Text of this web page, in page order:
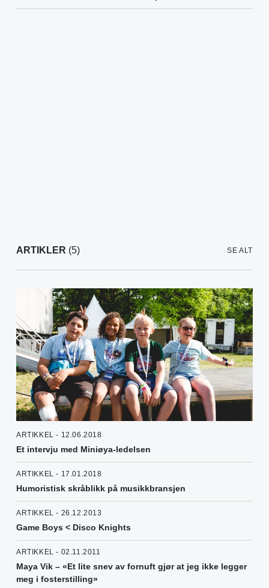
ARTIKLER (5) SE ALT
ARTIKKEL - 12.06.2018
Et intervju med Miniøya-ledelsen
ARTIKKEL - 17.01.2018
Humoristisk skråblikk på musikkbransjen
ARTIKKEL - 26.12.2013
Game Boys < Disco Knights
ARTIKKEL - 02.11.2011
Maya Vik – «Et lite snev av fornuft gjør at jeg ikke legger
meg i fosterstilling»